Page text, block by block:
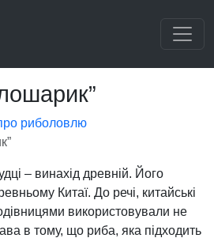
про риболовлю
– винахід древній. Його
Китаї. До речі, китайські
використовували не
в тому, що риба, яка підходить